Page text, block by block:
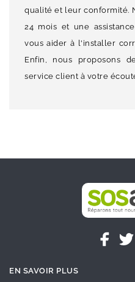
qualité et leur conformité.
24 mois et une
vous aider à l'installer
Enfin, nous proposons
service client à votre
EN SAVOIR PLUS